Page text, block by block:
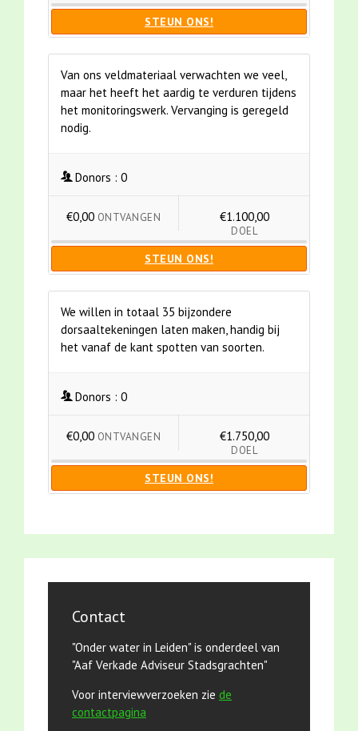
STEUN ONS!
Van ons veldmateriaal verwachten we veel,
maar het heeft het aardig te verduren tijdens
het monitoringswerk. Vervanging is geregeld
nodig.
Donors : 0
€0,00 ONTVANGEN €1.100,00
DOEL
STEUN ONS!
We willen in totaal 35 bijzondere
dorsaaltekeningen laten maken, handig bij
het vanaf de kant spotten van soorten.
Donors : 0
€0,00 ONTVANGEN €1.750,00
DOEL
STEUN ONS!
Contact
"Onder water in Leiden" is onderdeel van
"Aaf Verkade Adviseur Stadsgrachten"
Voor interviewverzoeken zie de
contactpagina